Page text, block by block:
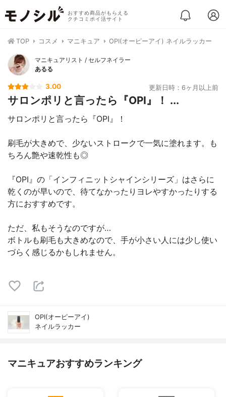
おすすめ商品がもらえる
クチコミポイ活サイト
TOP コスメ マニキュア OPI(オーピーアイ) ネイルラッカー
マニキュアリスト / セルフネイラー
あるる
3.00 更新日時：6ヶ月以上前
サロンポリと言ったら『OPI』！ ...
サロンポリと言ったら『OPI』！
刷毛が大きめで、少ないストロークで一気に塗れます。も
ちろん艶や速乾性も◎
『OPI』の「インフィニットシャインシリーズ」はさらに
乾くのが早いので、待てなかったりヨレやすかったりする
方におすすめです。
ただ、私もそうなのですが…
ボトルも刷毛も大きめなので、手が小さい人には少し使い
づらく感じるかもしれません。
OPI(オーピーアイ)
ネイルラッカー
マニキュアおすすめランキング